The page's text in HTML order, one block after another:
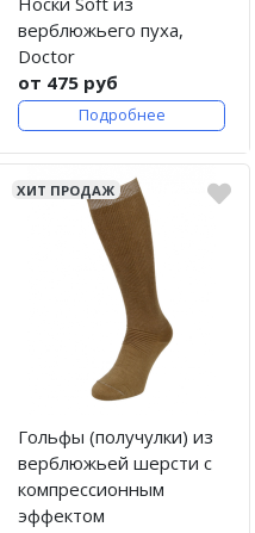
верблюжьего пуха,
Doctor
от 475 руб
Подробнее
ХИТ ПРОДАЖ
Гольфы (получулки) из
верблюжьей шерсти с
компрессионным
эффектом